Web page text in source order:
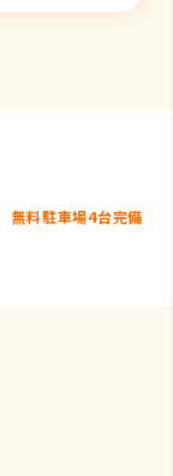
管理
無料駐車場4台完備